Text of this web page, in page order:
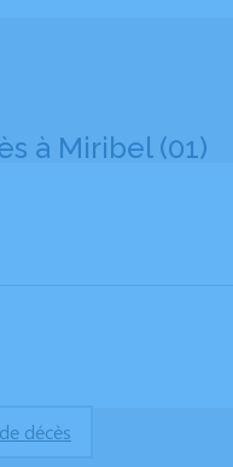
à Miribel (01)
décès